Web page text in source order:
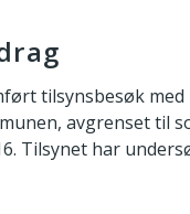
tilsynsbesøk med
avgrenset til
Tilsynet har